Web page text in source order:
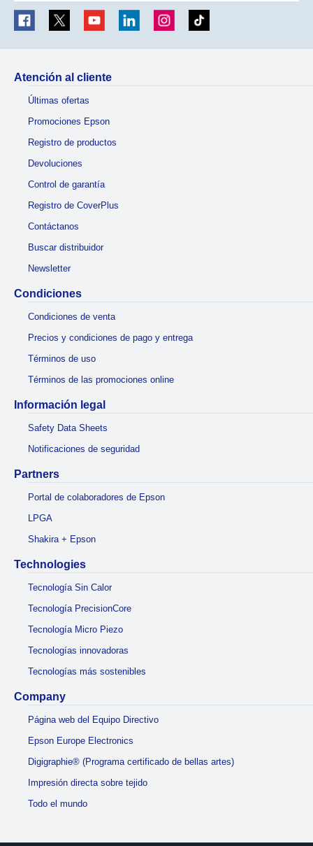
Atención al cliente
Últimas ofertas
Promociones Epson
Registro de productos
Devoluciones
Control de garantía
Registro de CoverPlus
Contáctanos
Buscar distribuidor
Newsletter
Condiciones
Condiciones de venta
Precios y condiciones de pago y entrega
Términos de uso
Términos de las promociones online
Información legal
Safety Data Sheets
Notificaciones de seguridad
Partners
Portal de colaboradores de Epson
LPGA
Shakira + Epson
Technologies
Tecnología Sin Calor
Tecnología PrecisionCore
Tecnología Micro Piezo
Tecnologías innovadoras
Tecnologías más sostenibles
Company
Página web del Equipo Directivo
Epson Europe Electronics
Digigraphie® (Programa certificado de bellas artes)
Impresión directa sobre tejido
Todo el mundo